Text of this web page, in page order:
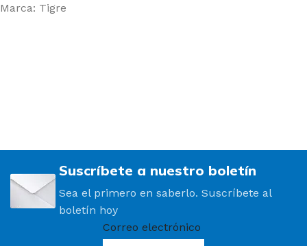
Marca: Tigre
Suscríbete a nuestro boletín
Sea el primero en saberlo. Suscríbete al
boletín hoy
Correo electrónico